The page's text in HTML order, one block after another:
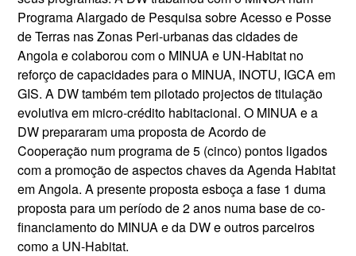
Programa Alargado de Pesquisa sobre Acesso e Posse
de Terras nas Zonas Peri-urbanas das cidades de
Angola e colaborou com o MINUA e UN-Habitat no
reforço de capacidades para o MINUA, INOTU, IGCA em
GIS. A DW também tem pilotado projectos de titulação
evolutiva em micro-crédito habitacional. O MINUA e a
DW prepararam uma proposta de Acordo de
Cooperação num programa de 5 (cinco) pontos ligados
com a promoção de aspectos chaves da Agenda Habitat
em Angola. A presente proposta esboça a fase 1 duma
proposta para um período de 2 anos numa base de co-
financiamento do MINUA e da DW e outros parceiros
como a UN-Habitat.